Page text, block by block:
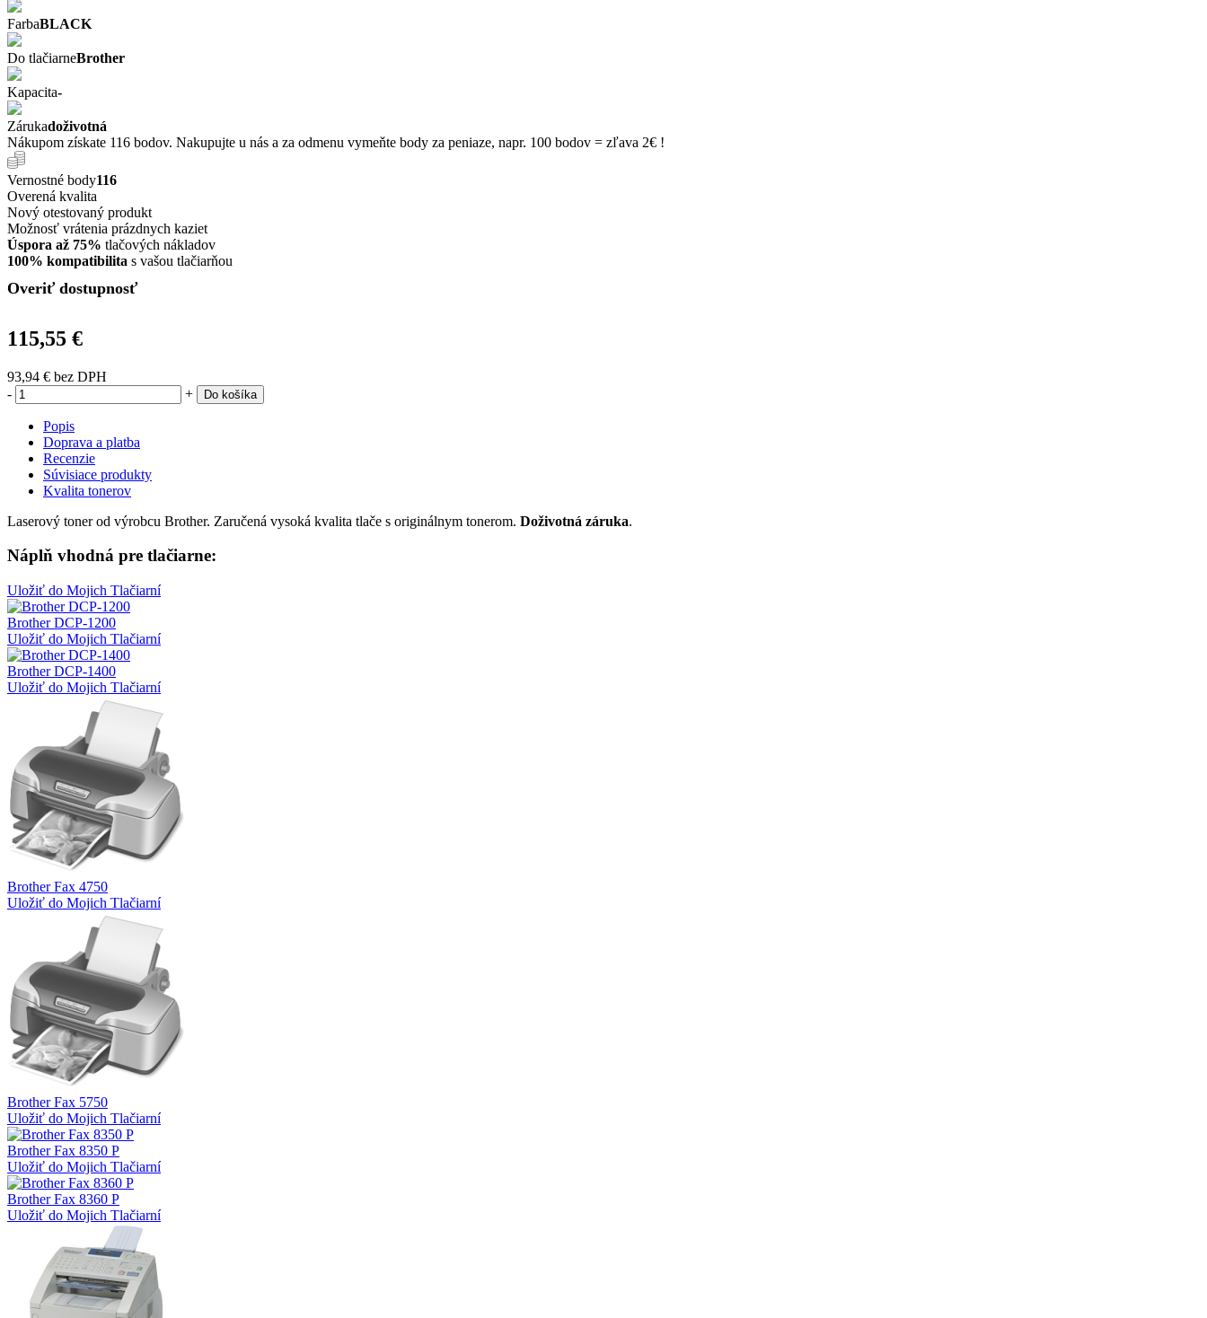
FarbaBLACK
Do tlačiarneBrother
Kapacita-
Zárukadoživotná
Nákupom získate 116 bodov. Nakupujte u nás a za odmenu vymeňte body za peniaze, napr. 100 bodov = zľava 2€ !
Vernostné body116
Overená kvalita
Nový otestovaný produkt
Možnosť vrátenia prázdnych kaziet
Úspora až 75% tlačových nákladov
100% kompatibilita s vašou tlačiarňou
Overiť dostupnosť
115,55 €
93,94 € bez DPH
-
+ Do košíka
Popis
Doprava a platba
Recenzie
Súvisiace produkty
Kvalita tonerov
Laserový toner od výrobcu Brother. Zaručená vysoká kvalita tlače s originálnym tonerom. Doživotná záruka.
Náplň vhodná pre tlačiarne:
Uložiť do Mojich Tlačiarní
Brother DCP-1200
Uložiť do Mojich Tlačiarní
Brother DCP-1400
Uložiť do Mojich Tlačiarní
Brother Fax 4750
Uložiť do Mojich Tlačiarní
Brother Fax 5750
Uložiť do Mojich Tlačiarní
Brother Fax 8350 P
Uložiť do Mojich Tlačiarní
Brother Fax 8360 P
Uložiť do Mojich Tlačiarní